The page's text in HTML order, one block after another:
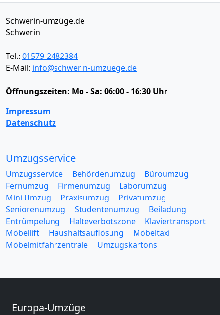
Schwerin-umzüge.de
Schwerin
Tel.: 01579-2482384
E-Mail: info@schwerin-umzuege.de
Öffnungszeiten: Mo - Sa: 06:00 - 16:30 Uhr
Impressum
Datenschutz
Umzugsservice
Umzugsservice Behördenumzug
Büroumzug
Fernumzug
Firmenumzug
Laborumzug
Mini Umzug
Praxisumzug
Privatumzug
Seniorenumzug
Studentenumzug
Beiladung
Entrümpelung
Halteverbotszone
Klaviertransport
Möbellift
Haushaltsauflösung
Möbeltaxi
Möbelmitfahrzentrale
Umzugskartons
Europa-Umzüge